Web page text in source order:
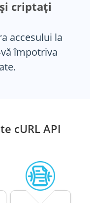
criptați
accesului la
împotriva
cURL API